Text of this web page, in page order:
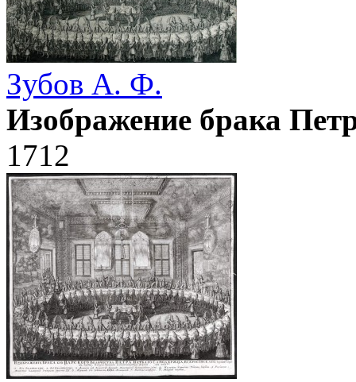
Зубов А. Ф.
Изображение брака
1712